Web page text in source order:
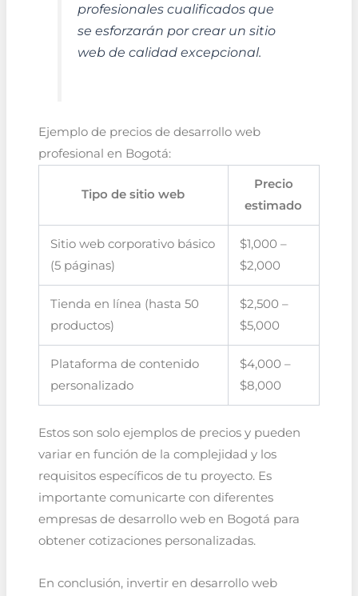
profesionales cualificados que
se esforzarán por crear un sitio
web de calidad excepcional.
Ejemplo de precios de desarrollo web
profesional en Bogotá:
Tipo de sitio web
Precio
estimado
Sitio web corporativo básico
(5 páginas)
$1,000 –
$2,000
Tienda en línea (hasta 50
productos)
$2,500 –
$5,000
Plataforma de contenido
personalizado
$4,000 –
$8,000
Estos son solo ejemplos de precios y pueden
variar en función de la complejidad y los
requisitos específicos de tu proyecto. Es
importante comunicarte con diferentes
empresas de desarrollo web en Bogotá para
obtener cotizaciones personalizadas.
En conclusión, invertir en desarrollo web